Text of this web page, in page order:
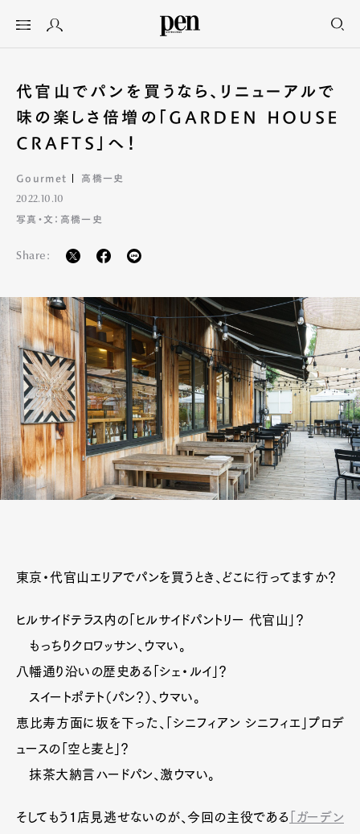
代官山でパンを買うなら、リニューアルで
味の楽しさ倍増の「GARDEN HOUSE
CRAFTS」へ！
Gourmet 高橋一史
2022.10.10
写真・文：高橋一史
Share:
東京・代官山エリアでパンを買うとき、どこに行ってますか？
ヒルサイドテラス内の「ヒルサイドパントリー 代官山」？
もっちりクロワッサン、ウマい。
八幡通り沿いの歴史ある「シェ・ルイ」？
スイートポテト（パン？）、ウマい。
恵比寿方面に坂を下った、「シニフィアン シニフィエ」プロデ
ュースの「空と麦と」？
抹茶大納言ハードパン、激ウマい。
そしてもう１店見逃せないのが、今回の主役である 「ガーデン